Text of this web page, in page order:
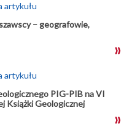
– geografowie,
PIG-PIB na VI
Książki Geologicznej